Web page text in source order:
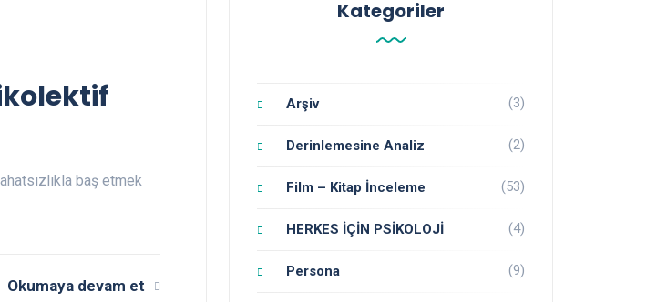
baş etmek
Okumaya devam et
Kategoriler
Arşiv (3)
Derinlemesine Analiz (2)
Film – Kitap İnceleme (53)
HERKES İÇİN PSİKOLOJİ (4)
Persona (9)